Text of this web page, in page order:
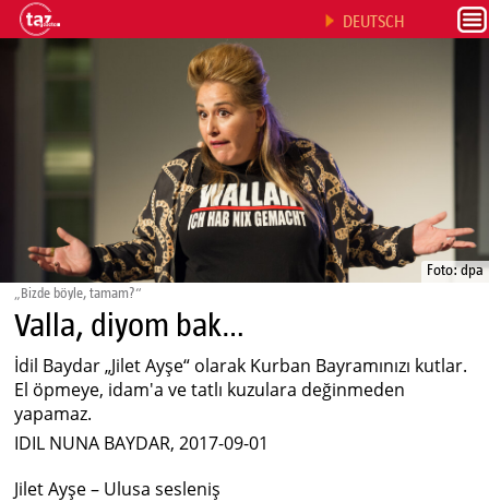
DEUTSCH
Foto: dpa
„Bizde böyle, tamam?“
Valla, diyom bak…
İdil Baydar „Jilet Ayşe“ olarak Kurban Bayramınızı kutlar.
El öpmeye, idam'a ve tatlı kuzulara değinmeden
yapamaz.
IDIL NUNA BAYDAR, 2017-09-01
Jilet Ayşe – Ulusa sesleniş